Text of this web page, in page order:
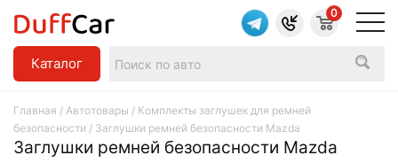
Каталог
0
Главная / Автотовары / Комплекты заглушек для ремней
безопасности / Заглушки ремней безопасности Mazda
Заглушки ремней безопасности Mazda